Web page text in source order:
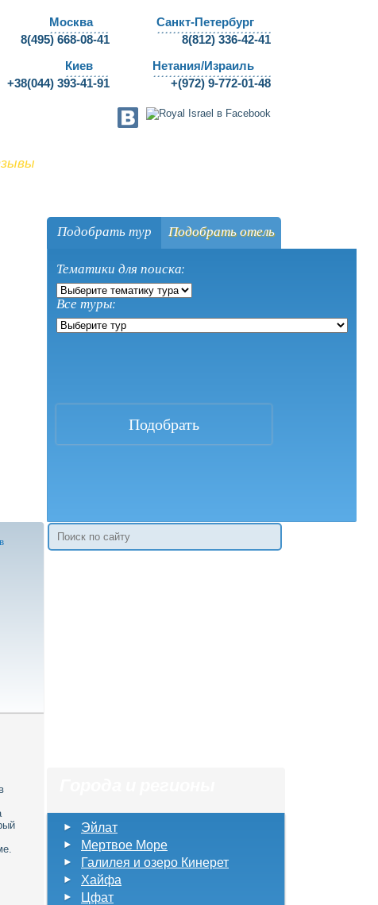
Москва
8(495) 668-08-41
Киев
+38(044) 393-41-91
Санкт-Петербург
8(812) 336-42-41
Нетания/Израиль
+(972) 9-772-01-48
Подобрать тур Подобрать отель
Тематики для поиска:
Все туры:
о
и
Эйлат
Мертвое Море
Галилея и озеро Кинерет
Хайфа
Цфат